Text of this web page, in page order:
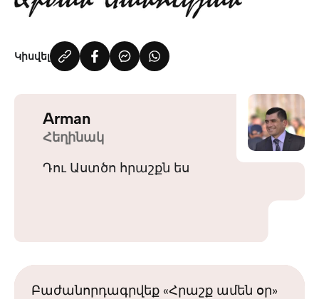
Կիսվել
Arman
Հեղինակ
Դու Աստծո հրաշքն ես
Բաժանորդագրվեք «Հրաշք ամեն օր»